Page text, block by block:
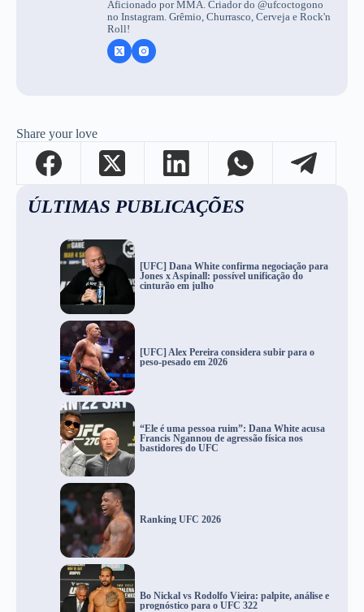
Aficionado por MMA. Criador do @ufcoctogono
no Instagram. Grêmio, Churrasco, Cerveja e Rock'n
Roll!
Share your love
ÚLTIMAS PUBLICAÇÕES
[UFC] Dana White confirma negociação para
Jones x Aspinall: possível unificação do
cinturão em julho
[UFC] Alex Pereira considera subir para o
peso-pesado em 2026
“Ele é uma pessoa ruim”: Dana White acusa
Francis Ngannou de agressão física nos
bastidores do UFC
Ranking UFC 2026
Bo Nickal vs Rodolfo Vieira: palpite, análise e
prognóstico para o UFC 322